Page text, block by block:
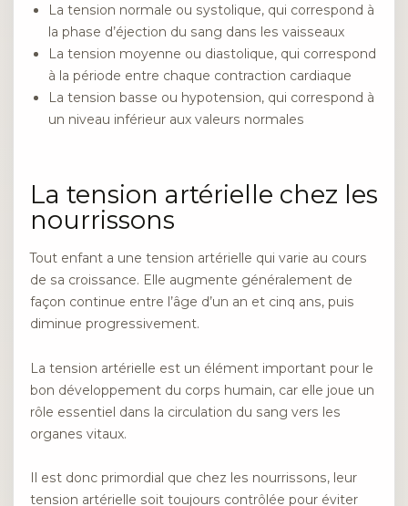
La tension normale ou systolique, qui correspond à
la phase d’éjection du sang dans les vaisseaux
La tension moyenne ou diastolique, qui correspond
à la période entre chaque contraction cardiaque
La tension basse ou hypotension, qui correspond à
un niveau inférieur aux valeurs normales
La tension artérielle chez les
nourrissons
Tout enfant a une tension artérielle qui varie au cours
de sa croissance. Elle augmente généralement de
façon continue entre l’âge d’un an et cinq ans, puis
diminue progressivement.
La tension artérielle est un élément important pour le
bon développement du corps humain, car elle joue un
rôle essentiel dans la circulation du sang vers les
organes vitaux.
Il est donc primordial que chez les nourrissons, leur
tension artérielle soit toujours contrôlée pour éviter